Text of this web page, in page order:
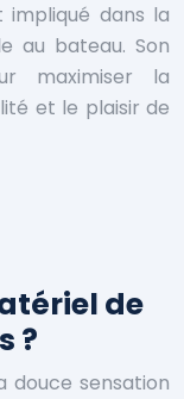
impliqué dans la
au bateau. Son
maximiser la
et le plaisir de
de
?
douce sensation